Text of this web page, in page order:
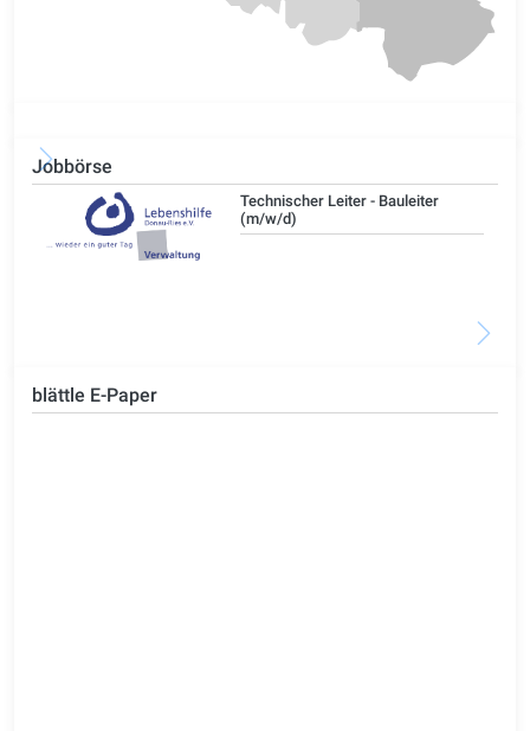
Jobbörse
Technischer Leiter - Bauleiter
(m/w/d)
blättle E-Paper